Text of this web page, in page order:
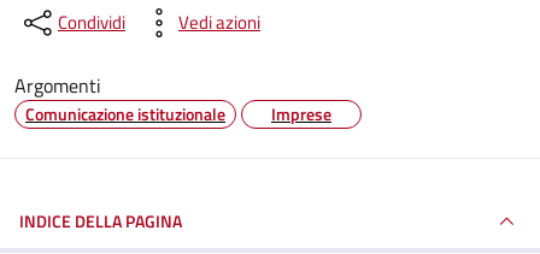
Condividi Vedi azioni
Argomenti
Comunicazione istituzionale Imprese
INDICE DELLA PAGINA